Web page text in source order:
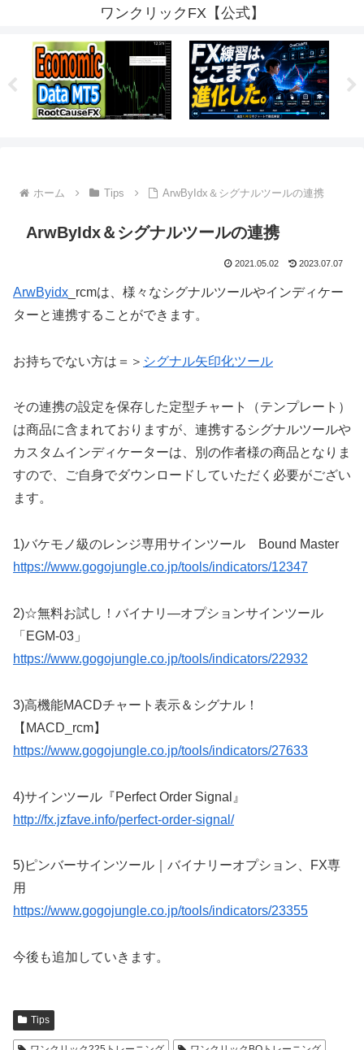
ワンクリックFX【公式】
ホーム Tips ArwByIdx＆シグナルツールの連携
ArwByIdx＆シグナルツールの連携
2021.05.02 2023.07.07
ArwByidx _rcmは、様々なシグナルツールやインディケー
ターと連携することができます。
お持ちでない方は＝＞ シグナル矢印化ツール
その連携の設定を保存した定型チャート（テンプレート）
は商品に含まれておりますが、連携するシグナルツールや
カスタムインディケーターは、別の作者様の商品となりま
すので、ご自身でダウンロードしていただく必要がござい
ます。
1)バケモノ級のレンジ専用サインツール Bound Master
https://www.gogojungle.co.jp/tools/indicators/12347
2)☆無料お試し！バイナリ―オプションサインツール
「EGM-03」
https://www.gogojungle.co.jp/tools/indicators/22932
3)高機能MACDチャート表示＆シグナル！
【MACD_rcm】
https://www.gogojungle.co.jp/tools/indicators/27633
4)サインツール『Perfect Order Signal』
http://fx.jzfave.info/perfect-order-signal/
5)ピンバーサインツール｜バイナリーオプション、FX専
用
https://www.gogojungle.co.jp/tools/indicators/23355
今後も追加していきます。
Tips